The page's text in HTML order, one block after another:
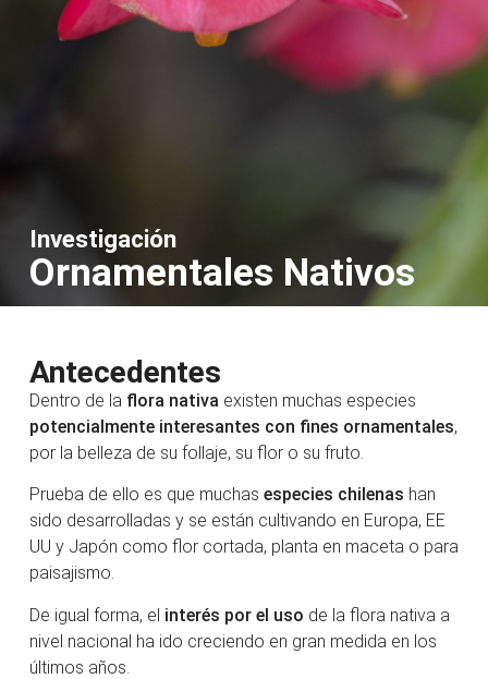
Investigación
Ornamentales Nativos
Antecedentes
Dentro de la flora nativa existen muchas especies
potencialmente interesantes con fines ornamentales,
por la belleza de su follaje, su flor o su fruto.
Prueba de ello es que muchas especies chilenas han
sido desarrolladas y se están cultivando en Europa, EE
UU y Japón como flor cortada, planta en maceta o para
paisajismo.
De igual forma, el interés por el uso de la flora nativa a
nivel nacional ha ido creciendo en gran medida en los
últimos años.